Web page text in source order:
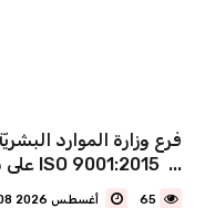
فرع وزارة الموارد
على شهادة ISO 9001:2015 ...
65